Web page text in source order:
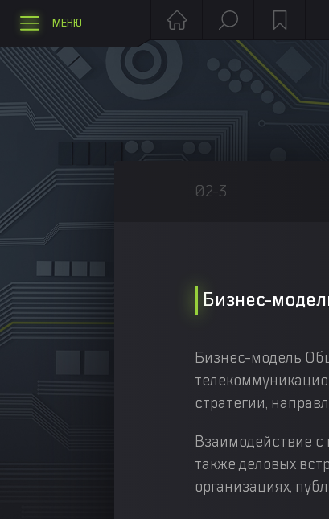
МЕНЮ
02-3
Бизнес-
Бизнес-модель
стратегии,
Взаимодействие с
также деловых
организациях,